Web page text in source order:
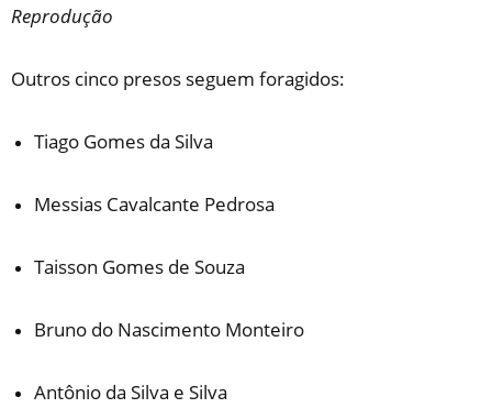
Reprodução
Outros cinco presos seguem foragidos:
Tiago Gomes da Silva
Messias Cavalcante Pedrosa
Taisson Gomes de Souza
Bruno do Nascimento Monteiro
Antônio da Silva e Silva